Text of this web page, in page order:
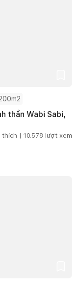
thần Wabi Sabi,
| 10.578 lượt xem